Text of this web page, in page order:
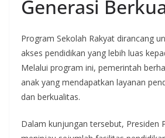
Generasi
Program Sekolah Rakyat dirancang
akses pendidikan yang lebih luas
Melalui program ini, pemerintah
anak yang mendapatkan layanan
dan berkualitas.
Dalam kunjungan tersebut, Presiden